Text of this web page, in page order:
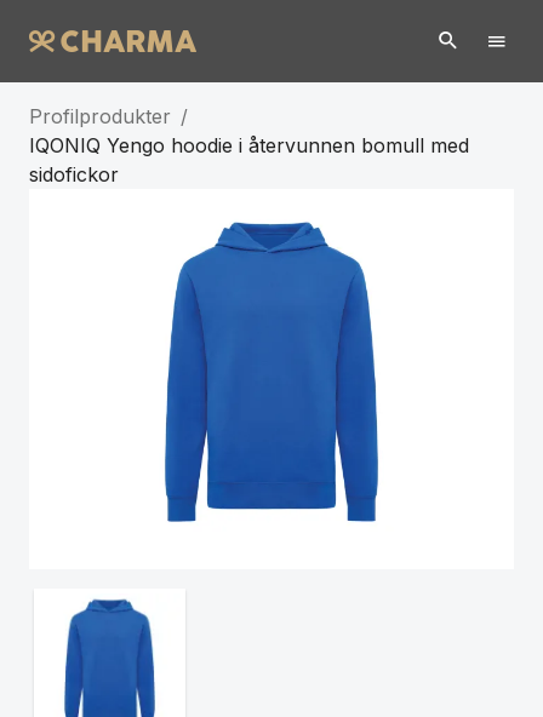
Profilprodukter /
IQONIQ Yengo hoodie i återvunnen bomull med
sidofickor